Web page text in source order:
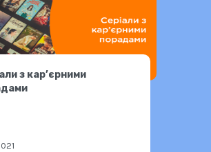
з кар’єрними